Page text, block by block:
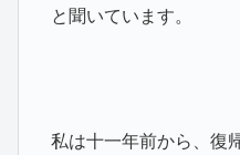
と聞いています。
私は十一年前から、復